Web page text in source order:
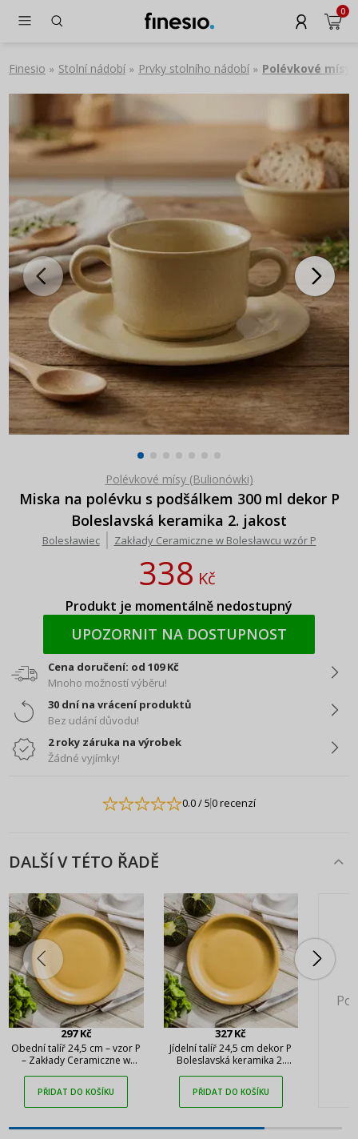
0
Finesio » Stolní nádobí » Prvky stolního nádobí » Polévkové mísy
Polévkové mísy (Bulionówki)
Miska na polévku s podšálkem 300 ml dekor P
Boleslavská keramika 2. jakost
Bolesławiec Zakłady Ceramiczne w Bolesławcu wzór P
338Kč
Produkt je momentálně nedostupný
UPOZORNIT NA DOSTUPNOST
Cena doručení: od 109 Kč
Mnoho možností výběru!
30 dní na vrácení produktů
Bez udání důvodu!
2 roky záruka na výrobek
Žádné vyjímky!
0.0/ 50 recenzí
DALŠÍ V TÉTO ŘADĚ
297 Kč
Obední talíř 24,5 cm – vzor P
– Zakłady Ceramiczne w
PŘIDAT DO KOŠÍKU
327 Kč
Jídelní talíř 24,5 cm dekor P
Boleslavská keramika 2.
PŘIDAT DO KOŠÍKU